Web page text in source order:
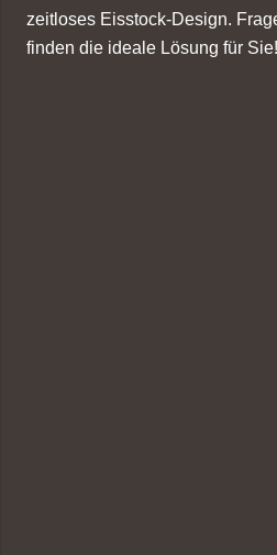
zeitloses Eisstock-Design.
finden die ideale Lösung für Sie!